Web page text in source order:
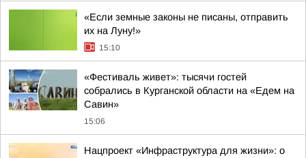
«Если земные законы не писаны, отправить
их на Луну!»
15:10
«Фестиваль живет»: тысячи гостей
собрались в Курганской области на «Едем на
Савин»
15:06
Нацпроект «Инфраструктура для жизни»: о